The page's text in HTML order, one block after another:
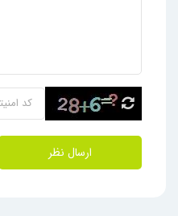
ارسال نظر